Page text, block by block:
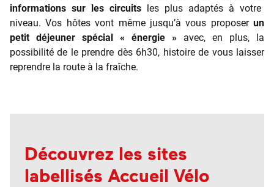
informations sur les circuits les plus adaptés à votre
niveau. Vos hôtes vont même jusqu’à vous proposer un
petit déjeuner spécial « énergie » avec, en plus, la
possibilité de le prendre dès 6h30, histoire de vous laisser
reprendre la route à la fraîche.
Découvrez les sites
labellisés Accueil Vélo